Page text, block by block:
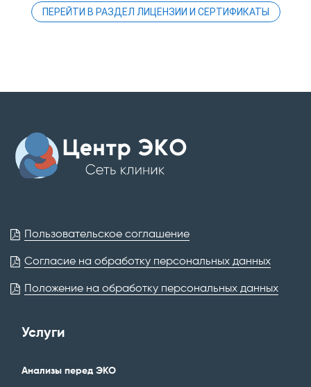
ПЕРЕЙТИ В РАЗДЕЛ ЛИЦЕНЗИИ И СЕРТИФИКАТЫ
Пользовательское соглашение
Согласие на обработку персональных данных
Положение на обработку персональных данных
Услуги
Анализы перед ЭКО